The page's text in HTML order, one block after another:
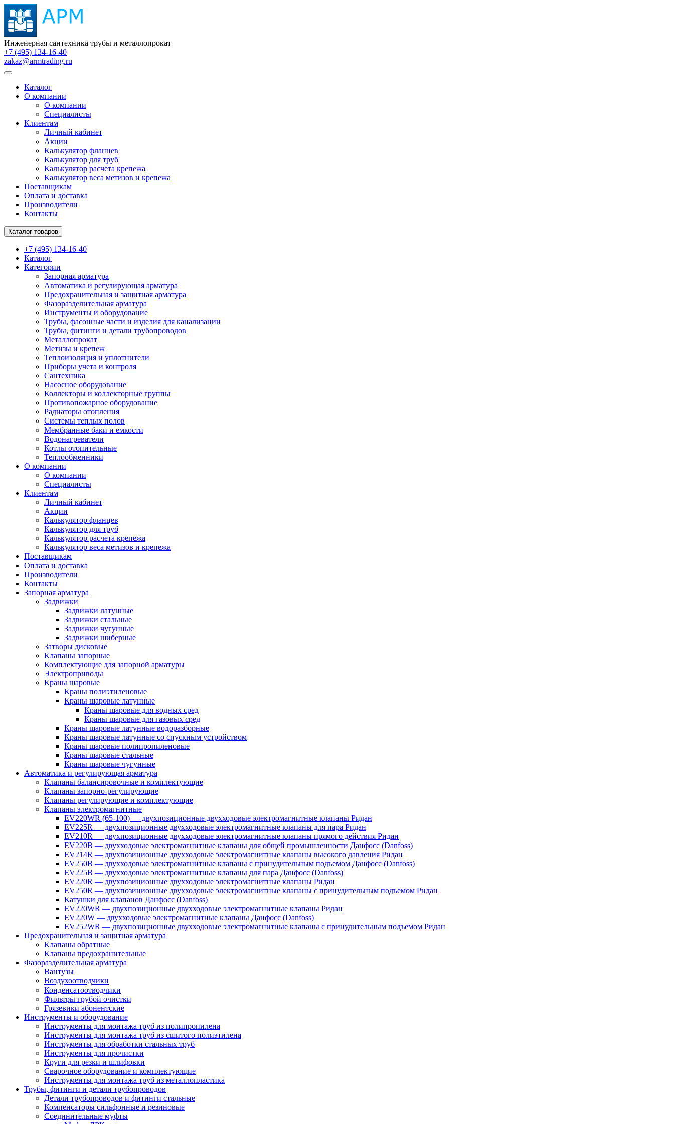
Инженерная сантехника трубы и металлопрокат
+7 (495) 134-16-40
zakaz@armtrading.ru
Каталог
О компании
О компании
Специалисты
Клиентам
Личный кабинет
Акции
Калькулятор фланцев
Калькулятор для труб
Калькулятор расчета крепежа
Калькулятор веса метизов и крепежа
Поставщикам
Оплата и доставка
Производители
Контакты
Каталог товаров
+7 (495) 134-16-40
Каталог
Категории
Запорная арматура
Автоматика и регулирующая арматура
Предохранительная и защитная арматура
Фазоразделительная арматура
Инструменты и оборудование
Трубы, фасонные части и изделия для канализации
Трубы, фитинги и детали трубопроводов
Металлопрокат
Метизы и крепеж
Теплоизоляция и уплотнители
Приборы учета и контроля
Сантехника
Насосное оборудование
Коллекторы и коллекторные группы
Противопожарное оборудование
Радиаторы отопления
Системы теплых полов
Мембранные баки и емкости
Водонагреватели
Котлы отопительные
Теплообменники
О компании
О компании
Специалисты
Клиентам
Личный кабинет
Акции
Калькулятор фланцев
Калькулятор для труб
Калькулятор расчета крепежа
Калькулятор веса метизов и крепежа
Поставщикам
Оплата и доставка
Производители
Контакты
Запорная арматура
Задвижки
Задвижки латунные
Задвижки стальные
Задвижки чугунные
Задвижки шиберные
Затворы дисковые
Клапаны запорные
Комплектующие для запорной арматуры
Электроприводы
Краны шаровые
Краны полиэтиленовые
Краны шаровые латунные
Краны шаровые для водных сред
Краны шаровые для газовых сред
Краны шаровые латунные водоразборные
Краны шаровые латунные со спускным устройством
Краны шаровые полипропиленовые
Краны шаровые стальные
Краны шаровые чугунные
Автоматика и регулирующая арматура
Клапаны балансировочные и комплектующие
Клапаны запорно-регулирующие
Клапаны регулирующие и комплектующие
Клапаны электромагнитные
EV220WR (65-100) — двухпозиционные двухходовые электромагнитные клапаны Ридан
EV225R — двухпозиционные двухходовые электромагнитные клапаны для пара Ридан
EV210R — двухпозиционные двухходовые электромагнитные клапаны прямого действия Ридан
EV220B — двухходовые электромагнитные клапаны для общей промышленности Данфосс (Danfoss)
EV214R — двухпозиционные двухходовые электромагнитные клапаны высокого давления Ридан
EV250B — двухходовые электромагнитные клапаны с принудительным подъемом Данфосс (Danfoss)
EV225B — двухходовые электромагнитные клапаны для пара Данфосс (Danfoss)
EV220R — двухпозиционные двухходовые электромагнитные клапаны Ридан
EV250R — двухпозиционные двухходовые электромагнитные клапаны с принудительным подъемом Ридан
Катушки для клапанов Данфосс (Danfoss)
EV220WR — двухпозиционные двухходовые электромагнитные клапаны Ридан
EV220W — двухходовые электромагнитные клапаны Данфосс (Danfoss)
EV252WR — двухпозиционные двухходовые электромагнитные клапаны с принудительным подъемом Ридан
Предохранительная и защитная арматура
Клапаны обратные
Клапаны предохранительные
Фазоразделительная арматура
Вантузы
Воздухоотводчики
Конденсатоотводчики
Фильтры грубой очистки
Грязевики абонентские
Инструменты и оборудование
Инструменты для монтажа труб из полипропилена
Инструменты для монтажа труб из сшитого полиэтилена
Инструменты для обработки стальных труб
Инструменты для прочистки
Круги для резки и шлифовки
Сварочное оборудование и комплектующие
Инструменты для монтажа труб из металлопластика
Трубы, фитинги и детали трубопроводов
Детали трубопроводов и фитинги стальные
Компенсаторы сильфонные и резиновые
Соединительные муфты